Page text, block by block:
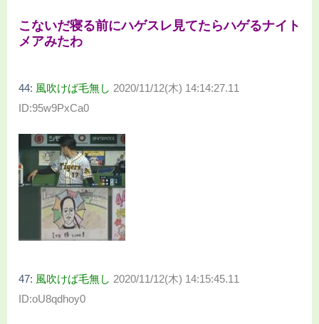
こないだ寝る前にハゲスレ見てたらハゲるナイト
メアみたわ
44: 風吹けば毛無し 2020/11/12(木) 14:14:27.11
ID:95w9PxCa0
47: 風吹けば毛無し 2020/11/12(木) 14:15:45.11
ID:oU8qdhoy0